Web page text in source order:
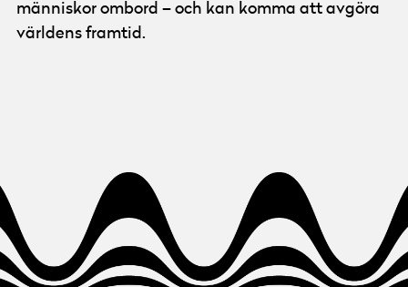
människor ombord – och kan komma att avgöra
världens framtid.